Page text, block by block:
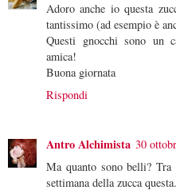
Adoro anche io questa
tantissimo (ad esempio è
Questi gnocchi sono un
amica!
Buona giornata
Rispondi
Antro Alchimista 30
Ma quanto sono belli?
settimana della zucca